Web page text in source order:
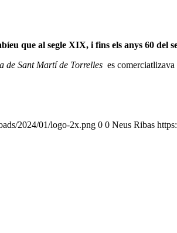
que al segle XIX, i fins els anys 60 del
de Sant Martí de Torrelleses comerciatlizava
2024/01/logo-2x.png 0 0 Neus Ribas